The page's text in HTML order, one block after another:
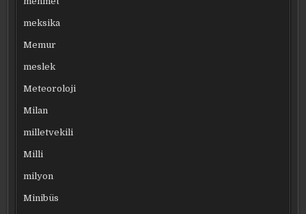
meksika
Memur
meslek
Meteoroloji
Milan
milletvekili
Milli
milyon
Minibüs